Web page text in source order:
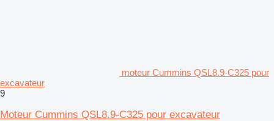
moteur Cummins QSL8.9-C325 pour
excavateur
9
Moteur Cummins QSL8.9-C325 pour excavateur